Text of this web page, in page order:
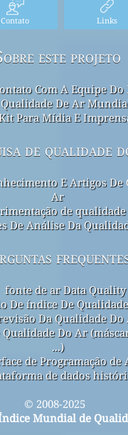
Contato Links
este projeto
Com A Equipe
De Ar
Para Mídia E
de qualidade
E Artigos De
Ar
de
De Análise Da
fonte de ar Data Quality
De índice De
Da Qualidade Do
Do Ar
...)
de Programação de
de dados
© 2008-2025
Mundial de